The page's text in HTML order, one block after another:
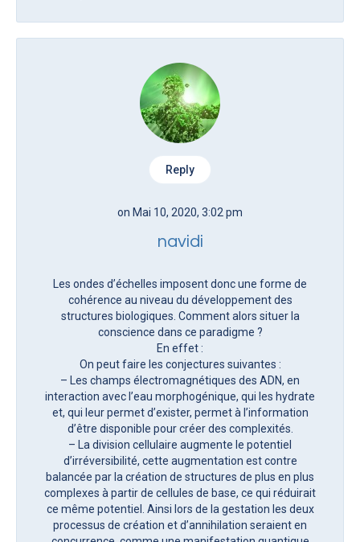
Reply
on Mai 10, 2020, 3:02 pm
navidi
Les ondes d’échelles imposent donc une forme de
cohérence au niveau du développement des
structures biologiques. Comment alors situer la
conscience dans ce paradigme ?
En effet :
On peut faire les conjectures suivantes :
– Les champs électromagnétiques des ADN, en
interaction avec l’eau morphogénique, qui les hydrate
et, qui leur permet d’exister, permet à l’information
d’être disponible pour créer des complexités.
– La division cellulaire augmente le potentiel
d’irréversibilité, cette augmentation est contre
balancée par la création de structures de plus en plus
complexes à partir de cellules de base, ce qui réduirait
ce même potentiel. Ainsi lors de la gestation les deux
processus de création et d’annihilation seraient en